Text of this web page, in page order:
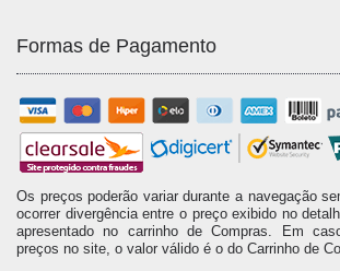
Formas de Pagamento
Os preços poderão variar durante a navegação
ocorrer divergência entre o preço exibido no
apresentado no carrinho de Compras. Em
preços no site, o valor válido é o do Carrinho de